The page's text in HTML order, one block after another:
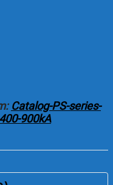
Catalog-PS-series-
900kA